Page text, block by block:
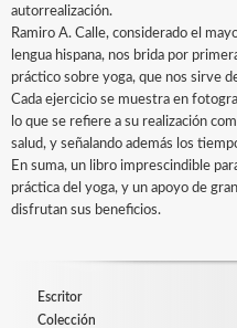
autorrealización.
Ramiro A. Calle, considerado el
lengua hispana, nos brida por
práctico sobre yoga, que nos sirve
Cada ejercicio se muestra en
lo que se refiere a su realización
salud, y señalando además los
En suma, un libro imprescindible
práctica del yoga, y un apoyo de
disfrutan sus beneficios.
Escritor
Colección